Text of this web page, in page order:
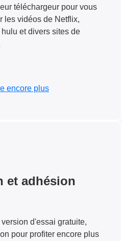
téléchargeur pour vous
les vidéos de Netflix,
et divers sites de
encore plus
et adhésion
d'essai gratuite,
pour profiter encore plus